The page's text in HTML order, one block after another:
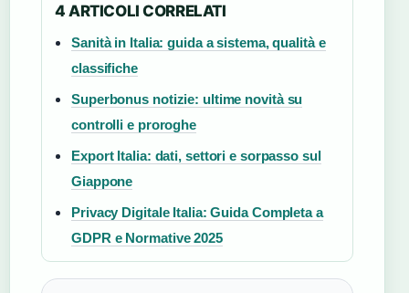
4 ARTICOLI CORRELATI
Sanità in Italia: guida a sistema, qualità e
classifiche
Superbonus notizie: ultime novità su
controlli e proroghe
Export Italia: dati, settori e sorpasso sul
Giappone
Privacy Digitale Italia: Guida Completa a
GDPR e Normative 2025